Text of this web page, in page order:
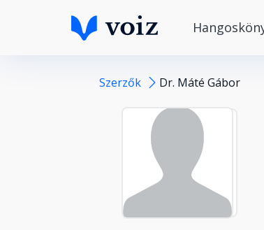
Szerzők Dr. Máté Gábor